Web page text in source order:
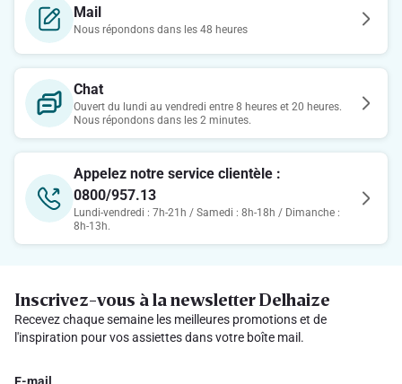
Mail
Nous répondons dans les 48 heures
Chat
Ouvert du lundi au vendredi entre 8 heures et 20 heures.
Nous répondons dans les 2 minutes.
Appelez notre service clientèle :
0800/957.13
Lundi-vendredi : 7h-21h / Samedi : 8h-18h / Dimanche :
8h-13h.
Inscrivez-vous à la newsletter Delhaize
Recevez chaque semaine les meilleures promotions et de
l'inspiration pour vos assiettes dans votre boîte mail.